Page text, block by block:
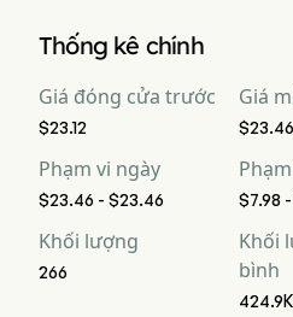
Thống kê chính
Giá đóng cửa trước
$23.12
Giá
$23.46
Phạm vi ngày
$23.46 - $23.46 $7.98
Khối lượng
266
Khối
bình
424.9K